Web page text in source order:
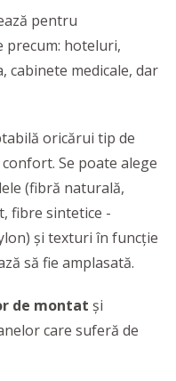
pentru
precum: hoteluri,
cabinete medicale, dar
oricărui tip de
Se poate alege
(fibră naturală,
fibre sintetice -
și texturi în funcție
să fie amplasată.
de montat și
care suferă de